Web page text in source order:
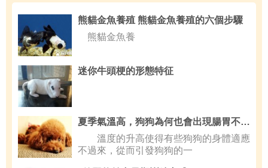
熊貓金魚養殖 熊貓金魚養殖的六個步驟
熊貓金魚養
迷你牛頭梗的形態特征
夏季氣溫高，狗狗為何也會出現腸胃不適反應？
溫度的升高使得有些狗狗的身體適應
不過來，從而引發狗狗的一